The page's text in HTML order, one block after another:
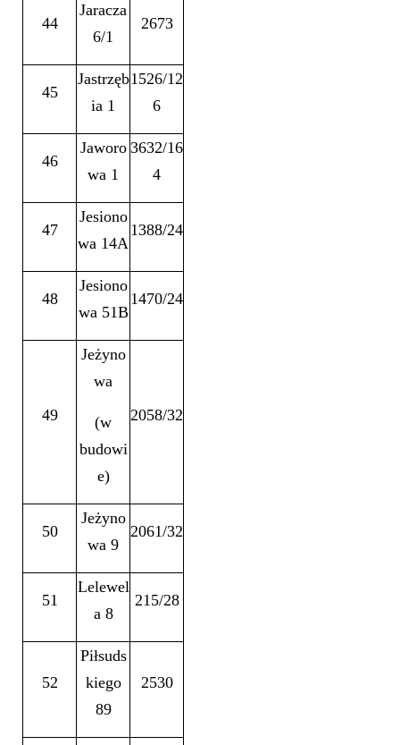
44
Jaracza
6/1
2673
45
Jastrzęb
ia 1
1526/12
6
46
Jaworo
wa 1
3632/16
4
47
Jesiono
wa 14A
1388/24
48
Jesiono
wa 51B
1470/24
49
Jeżyno
wa
(w
budowi
e)
2058/32
50
Jeżyno
wa 9
2061/32
51
Lelewel
a 8
215/28
52
Piłsuds
kiego
89
2530